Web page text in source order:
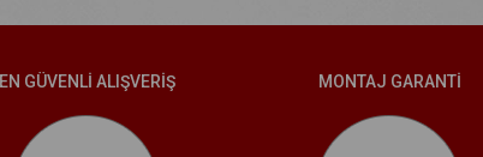
EN GÜVENLİ ALIŞVERİŞ MONTAJ GARANTİ